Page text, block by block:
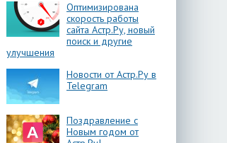
Оптимизирована
скорость работы
сайта Астр.Ру, новый
поиск и другие
улучшения
Новости от Астр.Ру в
Telegram
Поздравление с
Новым годом от